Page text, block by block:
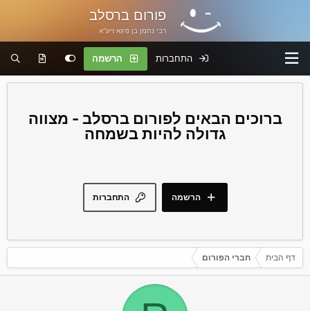
פורום ברסלב
רבי נחמן בן פיגא זיע"א
התחברות הרשמה
פורום ברסלב - מצווה
גדולה להיות בשמחה
התחברות הרשמה
דף הבית חברי הפורום